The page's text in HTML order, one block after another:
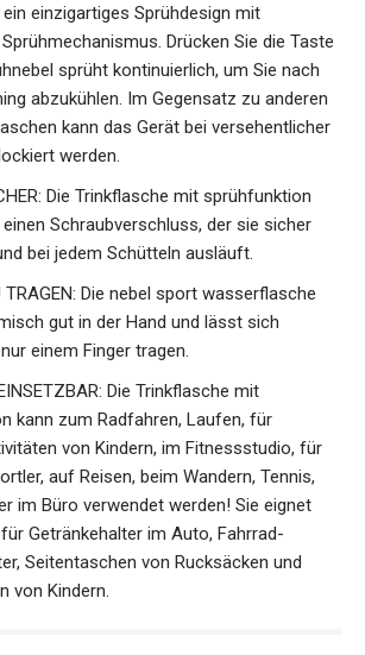
einzigartiges Sprühdesign mit
Drücken Sie die Taste
sprüht kontinuierlich, um Sie nach
abzukühlen. Im Gegensatz zu anderen
kann das Gerät bei versehentlicher
werden.
Die Trinkflasche mit sprühfunktion
Schraubverschluss, der sie sicher
bei jedem Schütteln ausläuft.
TRAGEN: Die nebel sport wasserflasche
gut in der Hand und lässt sich
einem Finger tragen.
Die Trinkflasche mit
kann zum Radfahren, Laufen, für
von Kindern, im Fitnessstudio, für
auf Reisen, beim Wandern, Tennis,
im Büro verwendet werden! Sie eignet
Getränkehalter im Auto, Fahrrad-
Seitentaschen von Rucksäcken und
von Kindern.